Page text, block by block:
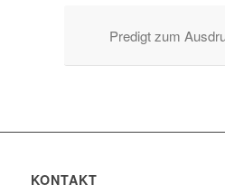
Predigt zum
KONTAKT